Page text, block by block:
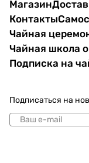
Магазин
Контакты
Чайная
Чайная школа
Подписка на
Подписаться на